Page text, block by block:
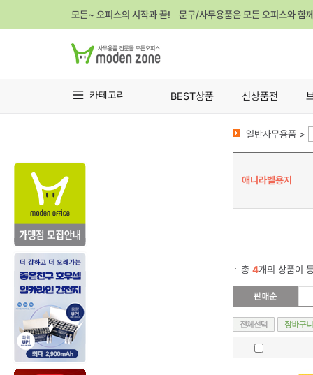
모든~ 오피스의 시작과 끝! 문구/사무용품은 모든 오피스와 함
카테고리 BEST상품 신상품전
일반사무용품 >
애니라벨용지
총 4개의 상품이